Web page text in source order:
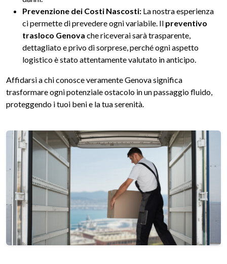
Prevenzione dei Costi Nascosti: La nostra esperienza
ci permette di prevedere ogni variabile. Il preventivo
trasloco Genova che riceverai sarà trasparente,
dettagliato e privo di sorprese, perché ogni aspetto
logistico è stato attentamente valutato in anticipo.
Affidarsi a chi conosce veramente Genova significa
trasformare ogni potenziale ostacolo in un passaggio fluido,
proteggendo i tuoi beni e la tua serenità.